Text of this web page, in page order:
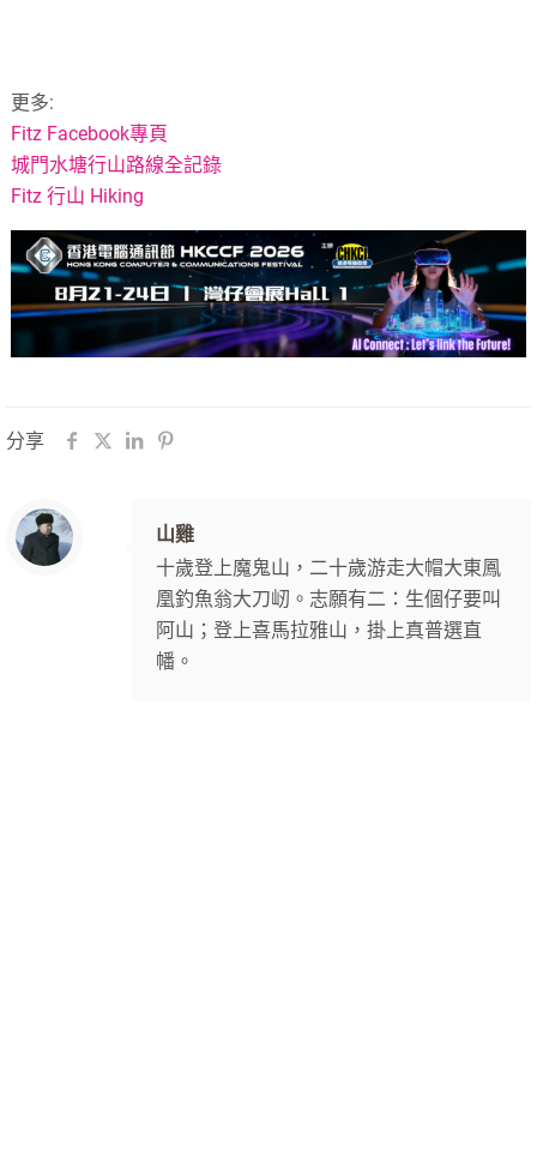
更多:
Fitz Facebook專頁
城門水塘行山路線全記錄
Fitz 行山 Hiking
分享
山雞
十歲登上魔鬼山，二十歲游走大帽大東鳳
凰釣魚翁大刀屻。志願有二：生個仔要叫
阿山；登上喜馬拉雅山，掛上真普選直
幡。